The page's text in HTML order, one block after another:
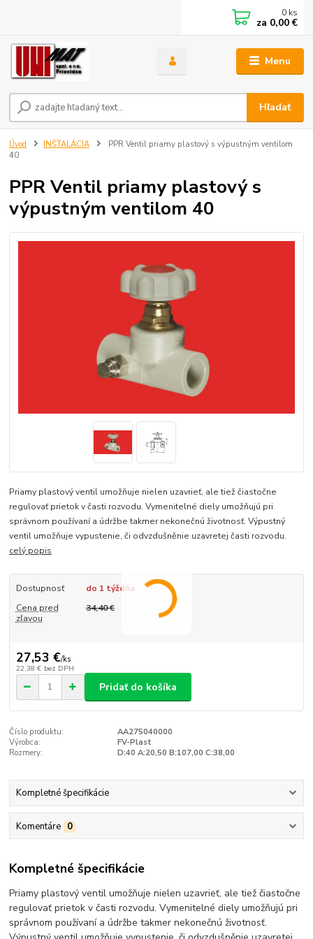
Menu
Hľadať
0 ks
za 0,00 €
Úvod INŠTALÁCIA
PPR Ventil priamy plastový s výpustným ventilom
40
PPR Ventil priamy plastový s
výpustným ventilom 40
Priamy plastový ventil umožňuje nielen uzavrieť, ale tiež čiastočne
regulovať prietok v časti rozvodu. Vymenitelné diely umožňujú pri
správnom používaní a údržbe takmer nekonečnú životnosť. Výpustný
ventil umožňuje vypustenie, či odvzdušněnie uzavretej časti rozvodu.
celý popis
Dostupnosť
do 1 týždňa
Cena pred
zľavou
34,40 €
27,53 €/ks
22,38 € bez DPH
Pridať do košíka
Číslo produktu:
AA275040000
Výrobca:
FV-Plast
Rozmery:
D:40 A:20,50 B:107,00 C:38,00
Kompletné špecifikácie
Komentáre 0
Kompletné špecifikácie
Priamy plastový ventil umožňuje nielen uzavrieť, ale tiež čiastočne
regulovať prietok v časti rozvodu. Vymenitelné diely umožňujú pri
správnom používaní a údržbe takmer nekonečnú životnosť.